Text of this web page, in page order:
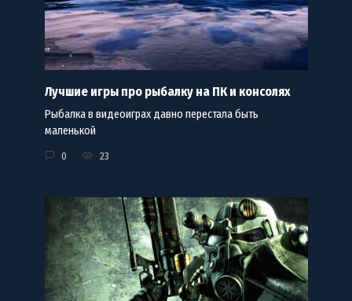
Лучшие игры про рыбалку на ПК и консолях
Рыбалка в видеоиграх давно перестала быть
маленькой
0 23